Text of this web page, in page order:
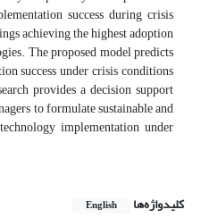
success during crisis
achieving the highest adoption
The proposed model predicts
success under crisis conditions
provides a decision support
to formulate sustainable and
implementation under
کلیدواژه‌ها English